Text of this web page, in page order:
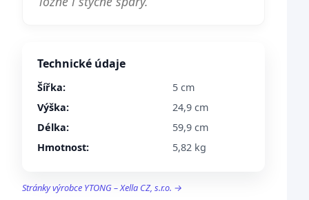
Technické údaje
Šířka:
5 cm
Výška:
24,9 cm
Délka:
59,9 cm
Hmotnost:
5,82 kg
Stránky výrobce YTONG – Xella CZ, s.r.o. →